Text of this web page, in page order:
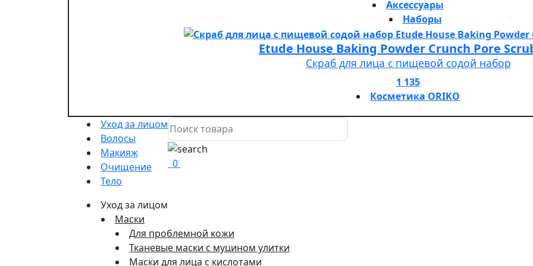
Аксессуары
Наборы
Etude House Baking Powder Crunch Pore
Скраб для лица с пищевой содой набор
1 135
Косметика ORIKO
Уход за лицом
Волосы
Макияж
Очищение
Тело
0
Уход за лицом
Маски
Для проблемной кожи
Тканевые маски с муцином улитки
Маски для лица с кислотами